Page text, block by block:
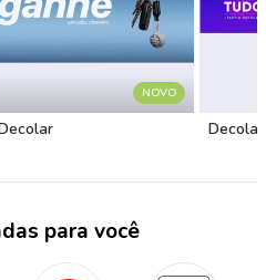
NOVO
Decolar
para você